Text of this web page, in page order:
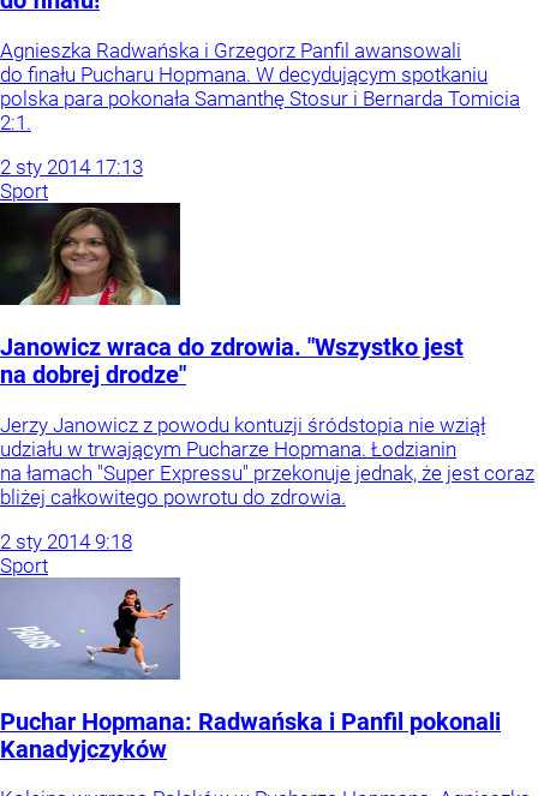
Agnieszka Radwańska i Grzegorz Panfil awansowali
do finału Pucharu Hopmana. W decydującym spotkaniu
polska para pokonała Samanthę Stosur i Bernarda Tomicia
2:1.
2 sty 2014 17:13
Sport
Janowicz wraca do zdrowia. "Wszystko jest
na dobrej drodze"
Jerzy Janowicz z powodu kontuzji śródstopia nie wziął
udziału w trwającym Pucharze Hopmana. Łodzianin
na łamach "Super Expressu" przekonuje jednak, że jest coraz
bliżej całkowitego powrotu do zdrowia.
2 sty 2014 9:18
Sport
Puchar Hopmana: Radwańska i Panfil pokonali
Kanadyjczyków